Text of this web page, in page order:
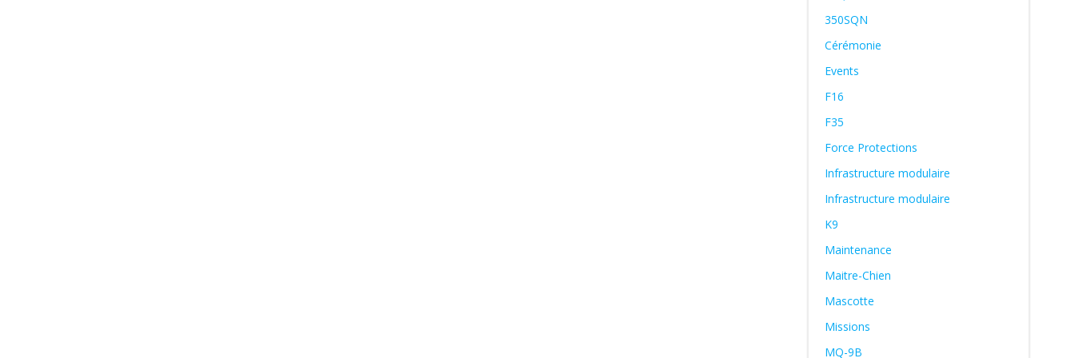
350SQN
Cérémonie
Events
F16
F35
Force Protections
Infrastructure modulaire
Infrastructure modulaire
K9
Maintenance
Maitre-Chien
Mascotte
Missions
MQ-9B